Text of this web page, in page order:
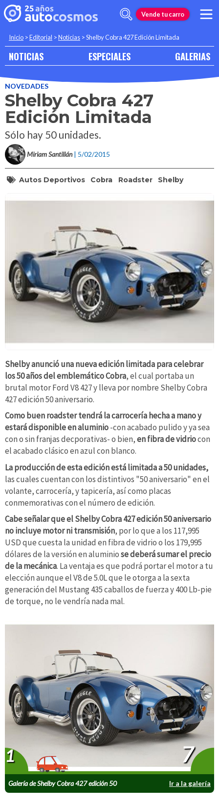
Vende tu carro
Inicio >Editorial >Noticias >Shelby Cobra 427 Edición Limitada
NOTICIAS ESPECIALES GALERIAS
NOVEDADES
Shelby Cobra 427
Edición Limitada
Sólo hay 50 unidades.
Miriam Santillán | 5/02/2015
Autos Deportivos Cobra Roadster Shelby
Shelby anunció una nueva edición limitada para celebrar
los 50 años del emblemático Cobra, el cual portaba un
brutal motor Ford V8 427 y lleva por nombre Shelby Cobra
427 edición 50 aniversario.
Como buen roadster tendrá la carrocería hecha a mano y
estará disponible en aluminio-con acabado pulido y ya sea
con o sin franjas decporativas- o bien,en fibra de vidriocon
el acabado clásico en azul con blanco.
La producción de esta edición está limitada a 50 unidades,
las cuales cuentan con los distintivos "50 aniversario" en el
volante, carrocería, y tapicería, así como placas
conmemorativas con el número de edición.
Cabe señalar que el Shelby Cobra 427 edición 50 aniversario
no incluye motor ni transmisión, por lo que a los 117,995
USD que cuesta la unidad en fibra de vidrio o los 179,995
dólares de la versión en aluminiose deberá sumar el precio
de la mecánica. La ventaja es que podrá portar el motor a tu
elección aunque el V8 de 5.0L que le otorga a la sexta
generación del Mustang 435 caballos de fuerza y 400 Lb-pie
de torque, no le vendría nada mal.
Galería de Shelby Cobra 427 edición 50
aniversario
Ir a la galería
1 7